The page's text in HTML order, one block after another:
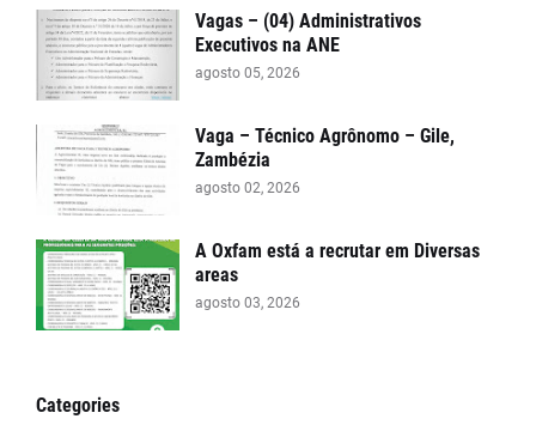
Vagas – (04) Administrativos
Executivos na ANE
agosto 05, 2026
Vaga – Técnico Agrônomo – Gile,
Zambézia
agosto 02, 2026
A Oxfam está a recrutar em Diversas
areas
agosto 03, 2026
Categories